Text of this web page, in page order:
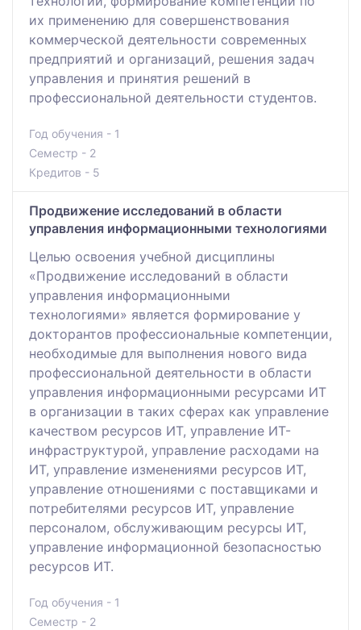
их применению для совершенствования
коммерческой деятельности современных
предприятий и организаций, решения задач
управления и принятия решений в
профессиональной деятельности студентов.
Год обучения - 1
Семестр - 2
Кредитов - 5
Продвижение исследований в области
управления информационными технологиями
Целью освоения учебной дисциплины
«Продвижение исследований в области
управления информационными
технологиями» является формирование у
докторантов профессиональные компетенции,
необходимые для выполнения нового вида
профессиональной деятельности в области
управления информационными ресурсами ИТ
в организации в таких сферах как управление
качеством ресурсов ИТ, управление ИТ-
инфраструктурой, управление расходами на
ИТ, управление изменениями ресурсов ИТ,
управление отношениями с поставщиками и
потребителями ресурсов ИТ, управление
персоналом, обслуживающим ресурсы ИТ,
управление информационной безопасностью
ресурсов ИТ.
Год обучения - 1
Семестр - 2